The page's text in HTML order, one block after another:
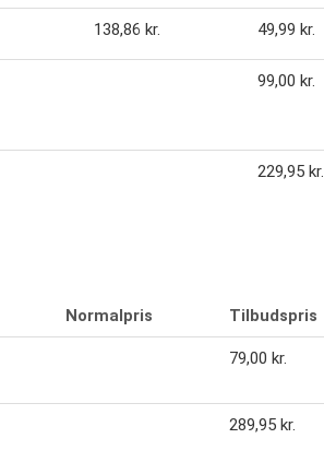
138,86 kr. 49,99 kr.
99,00 kr.
229,95 kr.
Normalpris Tilbudspris
79,00 kr.
289,95 kr.